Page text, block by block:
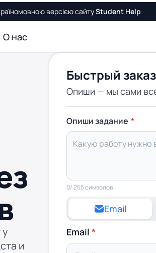
версією сайтуStudent Help
О нас
и
Быстрый заказ
Опиши — мы сами
Опиши задание
0/ 255 символов
Email
Email